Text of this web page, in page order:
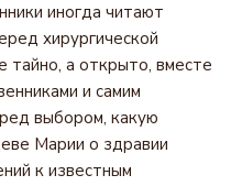
иногда читают
хирургической
тайно, а открыто, вместе
и самим
выбором, какую
Марии о здравии
к известным